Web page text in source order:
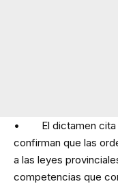
• El dictamen cita
confirman que las
a las leyes
competencias que